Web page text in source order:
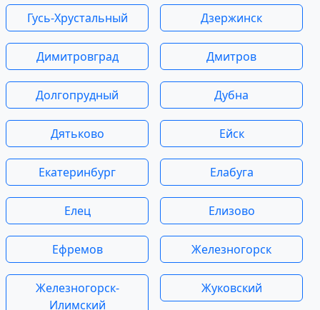
Гусь-Хрустальный Дзержинск
Димитровград Дмитров
Долгопрудный Дубна
Дятьково Ейск
Екатеринбург Елабуга
Елец Елизово
Ефремов Железногорск
Железногорск-
Илимский
Жуковский